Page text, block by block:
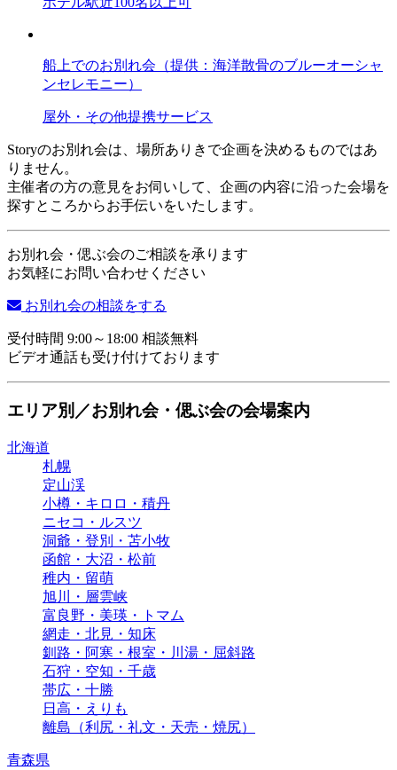
船上でのお別れ会（提供：海洋散骨のブルーオーシャ
ンセレモニー）
屋外・その他提携サービス
Storyのお別れ会は、場所ありきで企画を決めるものではあ
りません。
主催者の方の意見をお伺いして、企画の内容に沿った会場を
探すところからお手伝いをいたします。
お別れ会・偲ぶ会のご相談を承ります
お気軽にお問い合わせください
お別れ会の相談をする
受付時間 9:00～18:00 相談無料
ビデオ通話も受け付けております
エリア別／お別れ会・偲ぶ会の会場案内
北海道
札幌
定山渓
小樽・キロロ・積丹
ニセコ・ルスツ
洞爺・登別・苫小牧
函館・大沼・松前
稚内・留萌
旭川・層雲峡
富良野・美瑛・トマム
網走・北見・知床
釧路・阿寒・根室・川湯・屈斜路
石狩・空知・千歳
帯広・十勝
日高・えりも
離島（利尻・礼文・天売・焼尻）
青森県